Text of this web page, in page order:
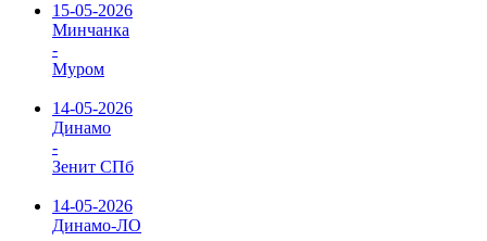
15-05-2026
Минчанка
-
Муром
14-05-2026
Динамо
-
Зенит СПб
14-05-2026
Динамо-ЛО